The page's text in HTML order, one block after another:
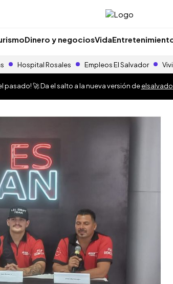
Dinero y negociosVida
Hospital Rosales Empleos El Salvador
pasado! 🚀 Da el salto a la nueva versión de